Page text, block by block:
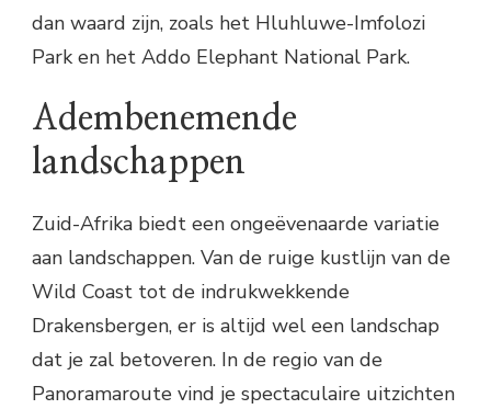
dan waard zijn, zoals het Hluhluwe-Imfolozi
Park en het Addo Elephant National Park.
Adembenemende
landschappen
Zuid-Afrika biedt een ongeëvenaarde variatie
aan landschappen. Van de ruige kustlijn van de
Wild Coast tot de indrukwekkende
Drakensbergen, er is altijd wel een landschap
dat je zal betoveren. In de regio van de
Panoramaroute vind je spectaculaire uitzichten